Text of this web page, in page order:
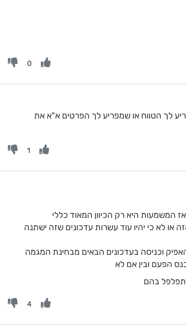
0
לך הטווח או שמפריע לך הפרטים א"א את
1
המשמעות היא רק הכיוון המאוד כללי
הספציפי הזה או לא כי יהיו עוד עשרות עדכונים שזה ישתנה
וכניסה בעדכונים הבאים מבחינת המגמה
בהם
4